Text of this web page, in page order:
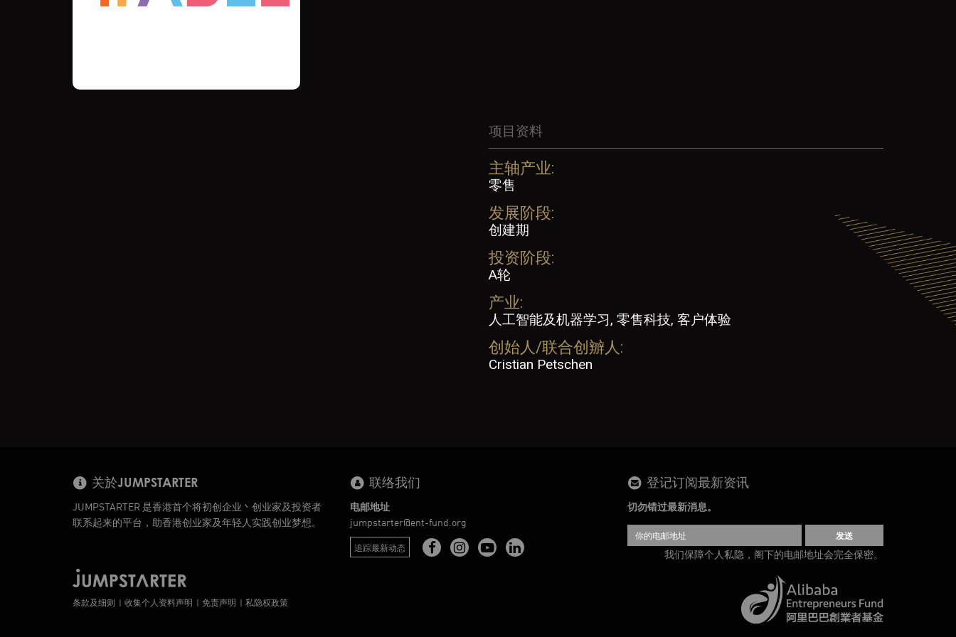
项目资料
主轴产业:
零售
发展阶段:
创建期
投资阶段:
A轮
产业:
人工智能及机器学习, 零售科技, 客户体验
创始人/联合创辧人:
Cristian Petschen
关於JUMPSTARTER
JUMPSTARTER 是香港首个将初创企业丶创业家及投资者
联系起来的平台，助香港创业家及年轻人实践创业梦想。
联络我们
电邮地址
jumpstarter@ent-fund.org
追踪最新动态
登记订阅最新资讯
切勿错过最新消息。
发送
我们保障个人私隐，阁下的电邮地址会完全保密。
条款及细则 收集个人资料声明 免责声明 私隐权政策